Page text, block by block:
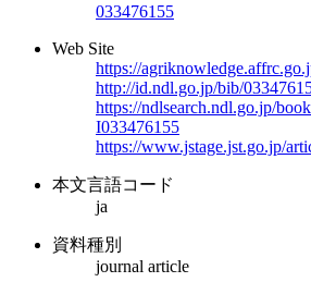
033476155
Web Site
https://
http://id.ndl.go.jp/bib/
https://ndlsearch.ndl.go.jp/
I033476155
https://www.jstage.jst.go.jp/
本文言語コード
ja
資料種別
journal article